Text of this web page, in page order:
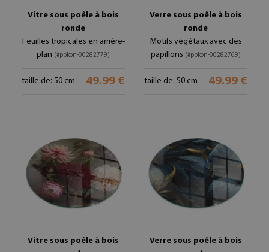
Vitre sous poêle à bois
ronde
Feuilles tropicales en arrière-
plan (#ppkon-00282779)
taille de: 50 cm 49.99 €
Verre sous poêle à bois
ronde
Motifs végétaux avec des
papillons (#ppkon-00282769)
taille de: 50 cm 49.99 €
Vitre sous poêle à bois
Verre sous poêle à bois